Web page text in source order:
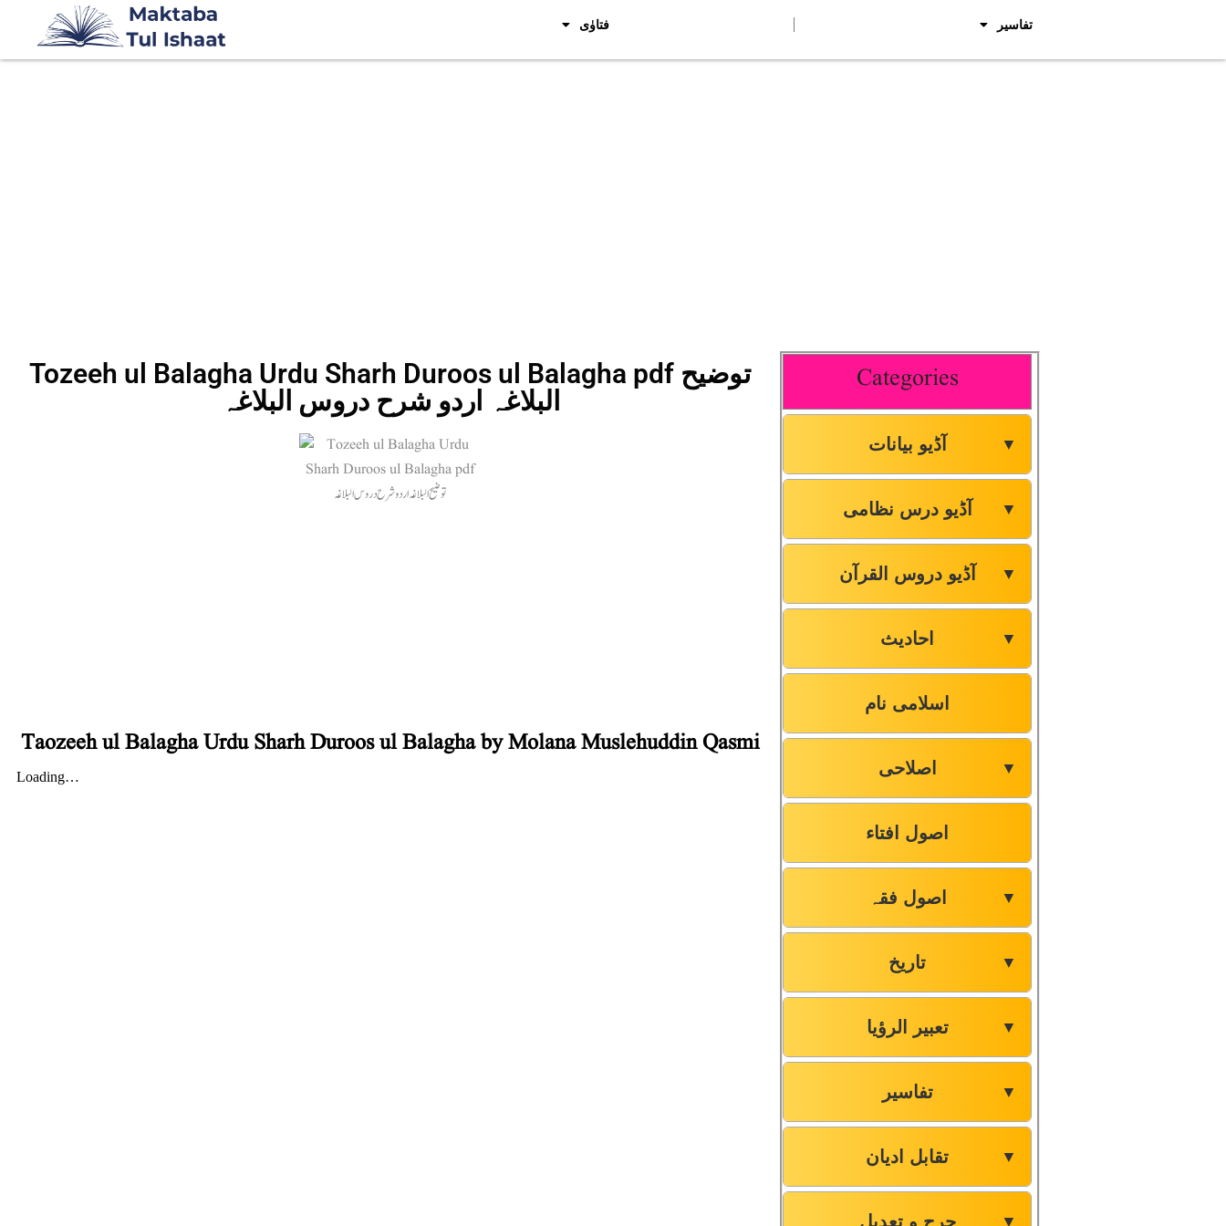
تفاسیر فتاوٰی
Tozeeh ul Balagha Urdu Sharh Duroos ul Balagha pdf توضیح
البلاغہ اردو شرح دروس البلاغہ
Taozeeh ul Balagha Urdu Sharh Duroos ul Balagha by Molana Muslehuddin Qasmi
Categories
آڈیو بیانات ▼
آڈیو درس نظامی ▼
آڈیو دروس القرآن ▼
احادیث ▼
اسلامی نام
اصلاحی ▼
اصول افتاء
اصول فقہ ▼
تاریخ ▼
تعبیر الرؤیا ▼
تفاسیر ▼
تقابل ادیان ▼
جرح و تعدیل ▼